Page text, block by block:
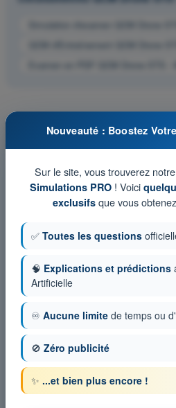
Simulation d'examen QCM Drone
QCM d'Entraînement QCM Drone
Examen en PDF QCM Drone STS -
Nouveauté : Boostez
Sur le site, vous trouverez
Simulations PRO! Voici
exclusifsque vous
✅ Toutes les questions
🧠 Explications et prédictions
Artificielle
♾️ Aucune limite de temps ou
🚫 Zéro publicité
✨ ...et bien plus encore !